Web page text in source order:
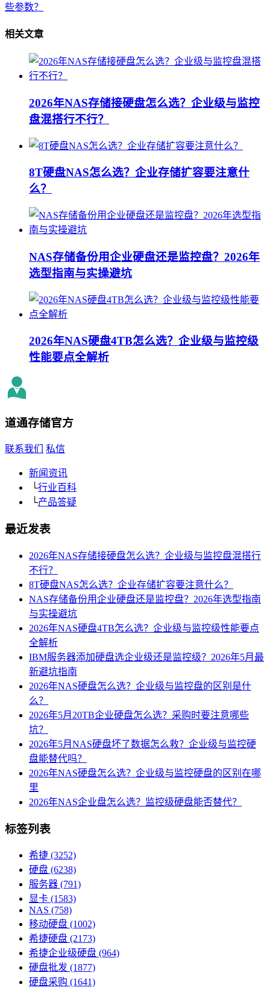
些参数？
相关文章
2026年NAS存储接硬盘怎么选？企业级与监控
盘混搭行不行？
8T硬盘NAS怎么选？企业存储扩容要注意什
么？
NAS存储备份用企业硬盘还是监控盘？2026年
选型指南与实操避坑
2026年NAS硬盘4TB怎么选？企业级与监控级
性能要点全解析
道通存储官方
联系我们 私信
新闻资讯
└行业百科
└产品答疑
最近发表
2026年NAS存储接硬盘怎么选？企业级与监控盘混搭行
不行？
8T硬盘NAS怎么选？企业存储扩容要注意什么？
NAS存储备份用企业硬盘还是监控盘？2026年选型指南
与实操避坑
2026年NAS硬盘4TB怎么选？企业级与监控级性能要点
全解析
IBM服务器添加硬盘选企业级还是监控级？2026年5月最
新避坑指南
2026年NAS硬盘怎么选？企业级与监控盘的区别是什
么？
2026年5月20TB企业硬盘怎么选？采购时要注意哪些
坑？
2026年5月NAS硬盘坏了数据怎么救？企业级与监控硬
盘能替代吗？
2026年NAS硬盘怎么选？企业级与监控硬盘的区别在哪
里
2026年NAS企业盘怎么选？监控级硬盘能否替代？
标签列表
希捷 (3252)
硬盘 (6238)
服务器 (791)
显卡 (1583)
NAS (758)
移动硬盘 (1002)
希捷硬盘 (2173)
希捷企业级硬盘 (964)
硬盘批发 (1877)
硬盘采购 (1641)